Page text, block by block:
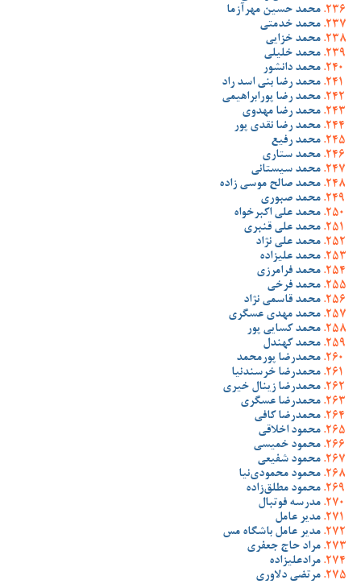
محمد حسین مهرآزما
محمد خدمتی
محمد خزایی
محمد خلیلی
محمد دانشور
محمد رضا بنی اسد راد
محمد رضا پورابراهیمی
محمد رضا مهدوی
محمد رضا نقدی پور
محمد رفیع
محمد ستاری
محمد سیستانی
محمد صالح موسی زاده
محمد صبوری
محمد علی اکبرخواه
محمد علی قنبری
محمد علی نژاد
محمد علیزاده
محمد فرامرزی
محمد فرخی
محمد قاسمی نژاد
محمد مهدی عسگری
محمد کسایی پور
محمد کهندل
محمدرضا پورمحمد
محمدرضا خرسندنیا
محمدرضا زینال خیری
محمدرضا عسگری
محمدرضا کافی
محمود اخلاقی
محمود خمیسی
محمود شفیعی
محمود محمودی‌نیا
محمود مطلق‌زاده
مدرسه فوتبال
مدیر عامل
مدیر عامل باشگاه مس
مراد حاج جعفری
مرادعلیزاده
مرتضی دلاوری